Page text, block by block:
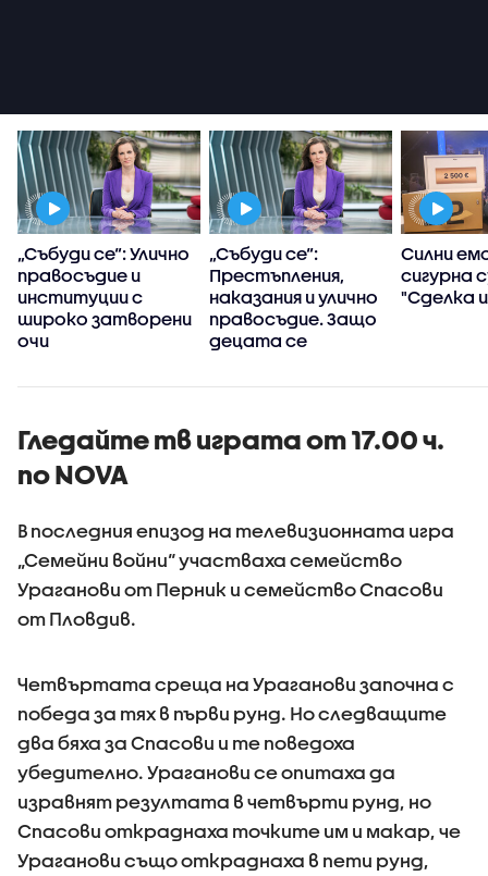
„Събуди се“: Улично
правосъдие и
институции с
широко затворени
очи
„Събуди се“:
Престъпления,
наказания и улично
правосъдие. Защо
децата се
убийци?
Силни
сигурна
"Сделка
Гледайте тв играта от 17.00 ч.
по NOVA
В последния епизод на телевизионната игра
„Семейни войни“ участваха семейство
Ураганови от Перник и семейство Спасови
от Пловдив.
Четвъртата среща на Ураганови започна с
победа за тях в първи рунд. Но следващите
два бяха за Спасови и те поведоха
убедително. Ураганови се опитаха да
изравнят резултата в четвърти рунд, но
Спасови откраднаха точките им и макар, че
Ураганови също откраднаха в пети рунд,